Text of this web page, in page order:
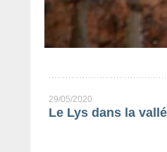
29/05/2020
Le Lys dans la